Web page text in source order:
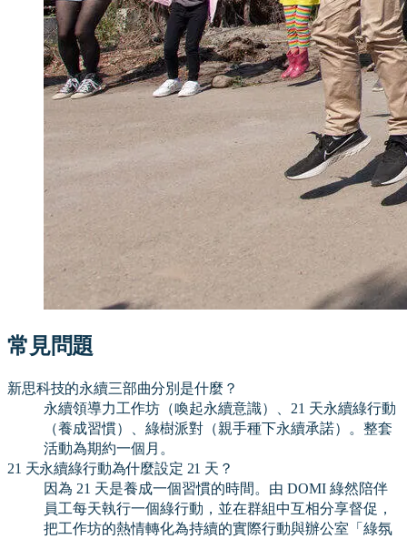
常見問題
新思科技的永續三部曲分別是什麼？
永續領導力工作坊（喚起永續意識）、21 天永續綠行動
（養成習慣）、綠樹派對（親手種下永續承諾）。整套
活動為期約一個月。
21 天永續綠行動為什麼設定 21 天？
因為 21 天是養成一個習慣的時間。由 DOMI 綠然陪伴
員工每天執行一個綠行動，並在群組中互相分享督促，
把工作坊的熱情轉化為持續的實際行動與辦公室「綠氛